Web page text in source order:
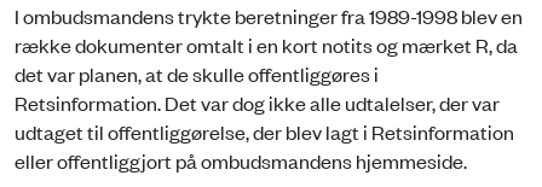
I ombudsmandens trykte beretninger fra 1989-1998 blev en
række dokumenter omtalt i en kort notits og mærket R, da
det var planen, at de skulle offentliggøres i
Retsinformation. Det var dog ikke alle udtalelser, der var
udtaget til offentliggørelse, der blev lagt i Retsinformation
eller offentliggjort på ombudsmandens hjemmeside.